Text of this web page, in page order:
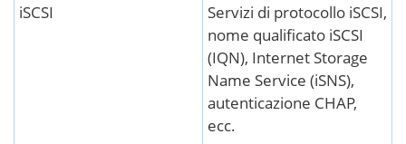
iSCSI
Servizi di protocollo iSCSI,
nome qualificato iSCSI
(IQN), Internet Storage
Name Service (iSNS),
autenticazione CHAP,
ecc.